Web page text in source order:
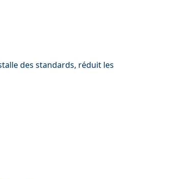
des standards, réduit les